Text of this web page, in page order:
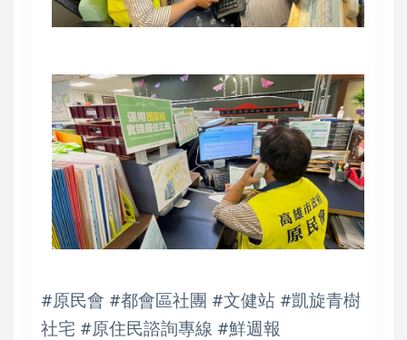
#原民會 #都會區社團 #文健站 #凱旋青樹
社宅 #原住民諮詢專線 #鮮週報